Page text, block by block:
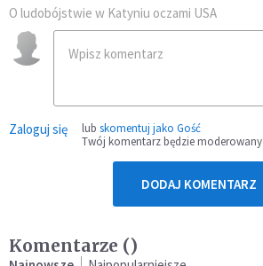
O ludobójstwie w Katyniu oczami USA
Zaloguj się lub skomentuj jako Gość
Twój komentarz będzie moderowany
DODAJ KOMENTARZ
Komentarze ()